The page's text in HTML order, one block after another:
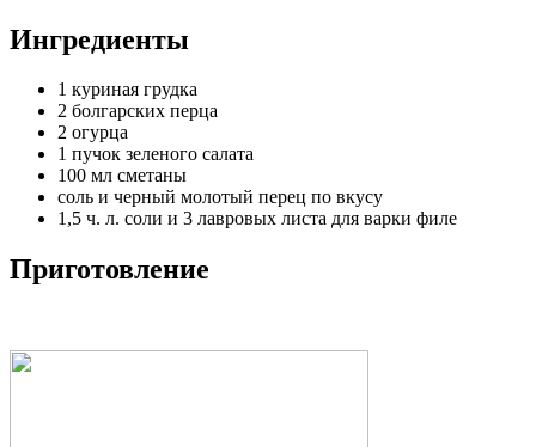
Ингредиенты
1 куриная грудка
2 болгарских перца
2 огурца
1 пучок зеленого салата
100 мл сметаны
соль и черный молотый перец по вкусу
1,5 ч. л. соли и 3 лавровых листа для варки филе
Приготовление